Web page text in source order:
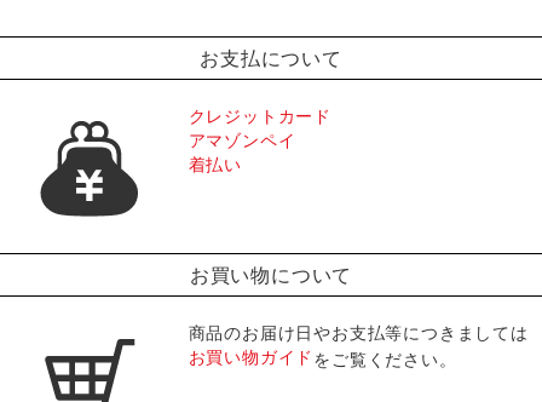
お支払について
クレジットカード
アマゾンペイ
着払い
お買い物について
商品のお届け日やお支払等につきましては
お買い物ガイド をご覧ください。